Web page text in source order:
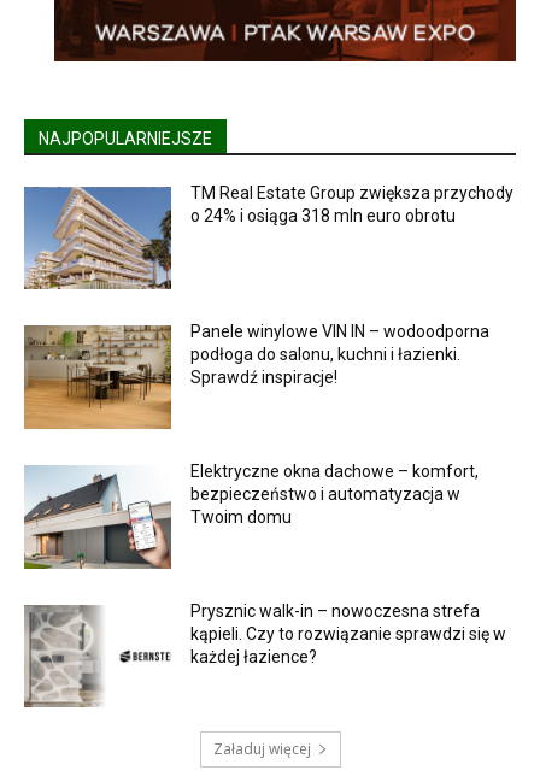
NAJPOPULARNIEJSZE
TM Real Estate Group zwiększa przychody
o 24% i osiąga 318 mln euro obrotu
Panele winylowe VIN IN – wodoodporna
podłoga do salonu, kuchni i łazienki.
Sprawdź inspiracje!
Elektryczne okna dachowe – komfort,
bezpieczeństwo i automatyzacja w
Twoim domu
Prysznic walk-in – nowoczesna strefa
kąpieli. Czy to rozwiązanie sprawdzi się w
każdej łazience?
Załaduj więcej